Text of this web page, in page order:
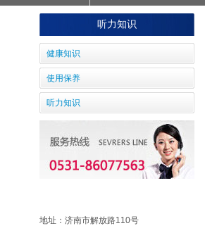
听力知识
健康知识
使用保养
听力知识
地址： 济南市解放路110号